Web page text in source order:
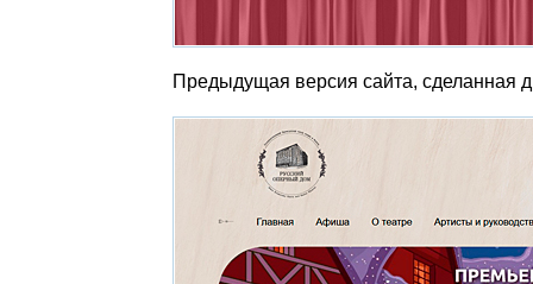
Предыдущая версия сайта, сделанная